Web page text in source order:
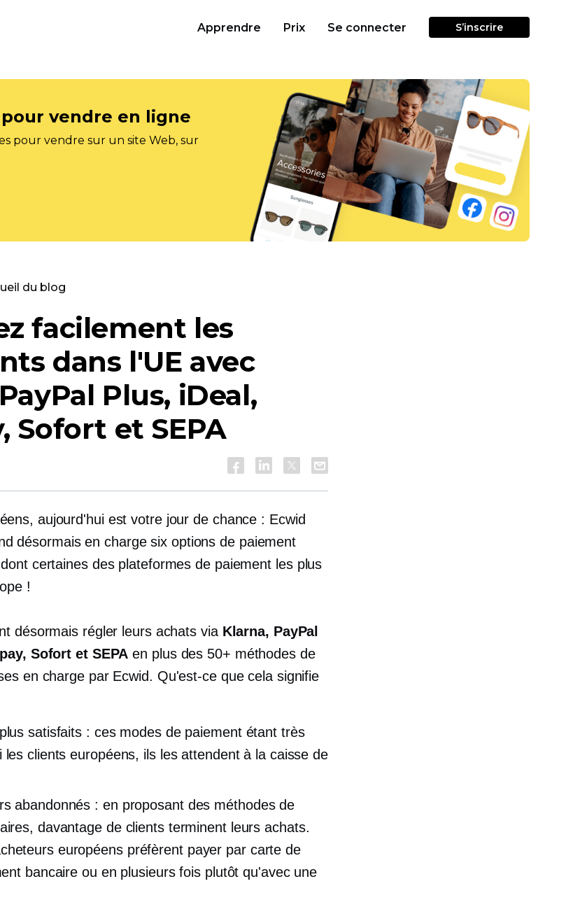
Apprendre Prix Se connecter S’inscrire
vendre en ligne
pour vendre sur un site Web, sur
du blog
facilement les
dans l'UE avec
Plus, iDeal,
Sofort et SEPA
aujourd'hui est votre jour de chance : Ecwid
désormais en charge six options de paiement
certaines des plateformes de paiement les plus
!
désormais régler leurs achats via Klarna, PayPal
Sofort et SEPA en plus des 50+ méthodes de
en charge par Ecwid. Qu'est-ce que cela signifie
satisfaits : ces modes de paiement étant très
les clients européens, ils les attendent à la caisse de
abandonnés : en proposant des méthodes de
davantage de clients terminent leurs achats.
européens préfèrent payer par carte de
bancaire ou en plusieurs fois plutôt qu'avec une